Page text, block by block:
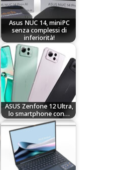
Asus NUC 14, miniPC
senza complessi di
inferiorità!
ASUS Zenfone 12 Ultra,
lo smartphone con…